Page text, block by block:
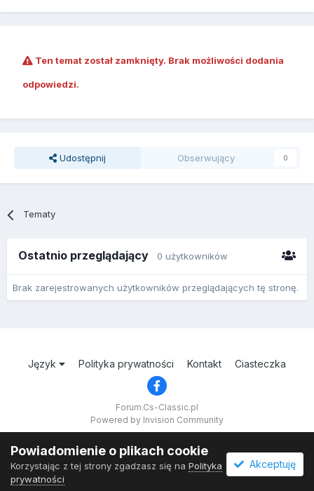
Ten temat został zamknięty. Brak możliwości dodania
odpowiedzi.
Udostępnij Obserwujący 0
Tematy
Ostatnio przeglądający 0 użytkowników
Brak zarejestrowanych użytkowników przeglądających tę stronę.
Język Polityka prywatności Kontakt Ciasteczka
Forum.Cs-Classic.pl
Powered by Invision Community
Powiadomienie o plikach cookie
Korzystając z tej strony zgadzasz się na Polityka
prywatności
Akceptuję